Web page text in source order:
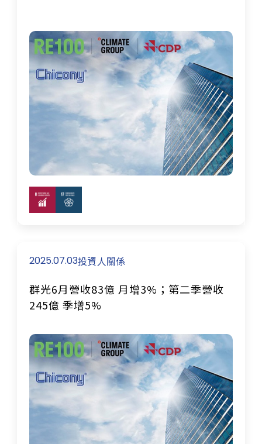
2025.07.03投資人關係
群光6月營收83億 月增3%；第二季營收
245億 季增5%